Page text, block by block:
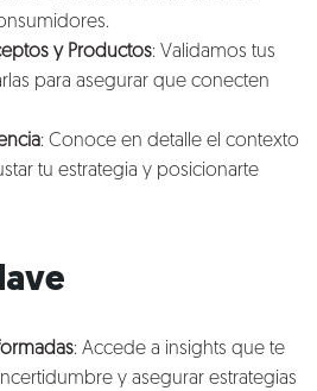
y Productos: Validamos tus
para asegurar que conecten
: Conoce en detalle el contexto
tu estrategia y posicionarte
: Accede a insights que te
y asegurar estrategias